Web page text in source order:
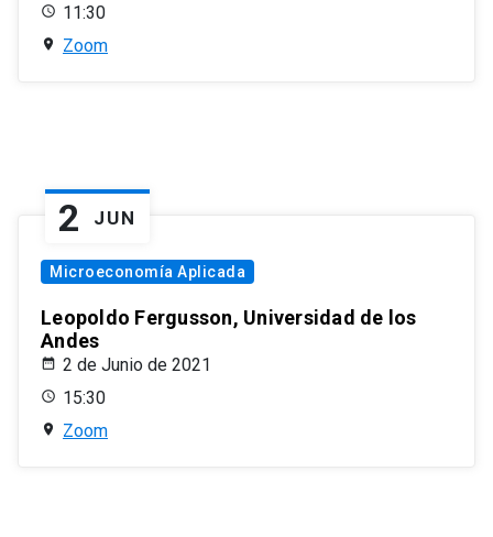
11:30
Zoom
2 JUN
Microeconomía Aplicada
Leopoldo Fergusson, Universidad de los
Andes
2 de Junio de 2021
15:30
Zoom